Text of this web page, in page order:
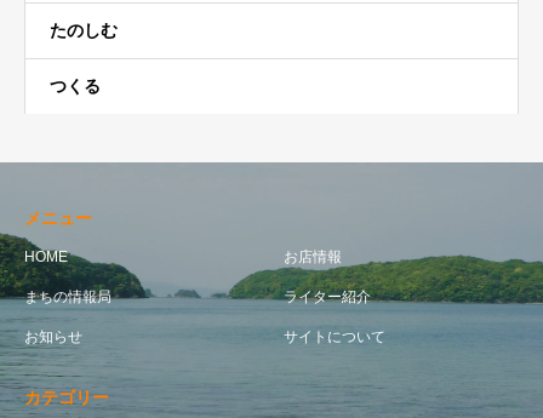
たのしむ
つくる
メニュー
HOME お店情報
まちの情報局 ライター紹介
お知らせ サイトについて
カテゴリー